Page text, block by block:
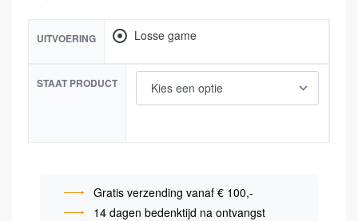
UITVOERING Losse game
STAAT PRODUCT
Gratis verzending vanaf € 100,-
14 dagen bedenktijd na ontvangst